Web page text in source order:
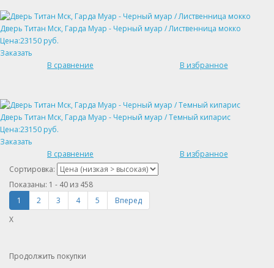
Дверь Титан Мск, Гарда Муар - Черный муар / Лиственница мокко
Цена:23150 руб.
Заказать
В сравнение
В избранное
Дверь Титан Мск, Гарда Муар - Черный муар / Темный кипарис
Цена:23150 руб.
Заказать
В сравнение
В избранное
Сортировка:
Показаны: 1 - 40 из 458
1
2 3 4 5
Вперед
X
Продолжить покупки